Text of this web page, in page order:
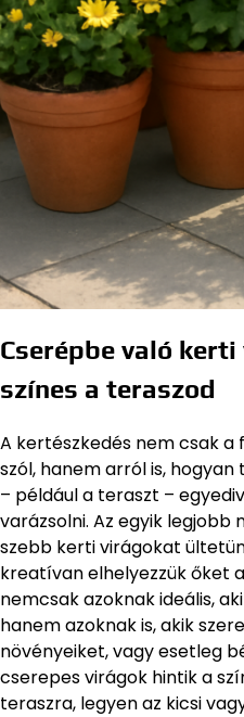
Cserépbe való
színes a teraszod
A kertészkedés nem csak
szól, hanem arról is,
– például a teraszt –
varázsolni. Az egyik legjobb
szebb kerti virágokat
kreatívan elhelyezzük őket
nemcsak azoknak ideális,
hanem azoknak is, akik
növényeiket, vagy esetleg
cserepes virágok hintik a
teraszra, legyen az kicsi